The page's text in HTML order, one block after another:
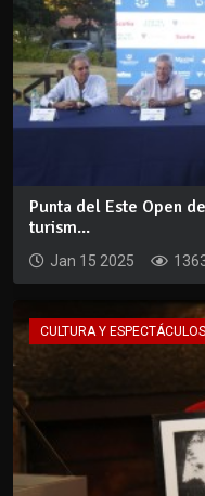
Punta del Este Open
turism...
Jan 15 2025
CULTURA Y ESPECTÁCULOS